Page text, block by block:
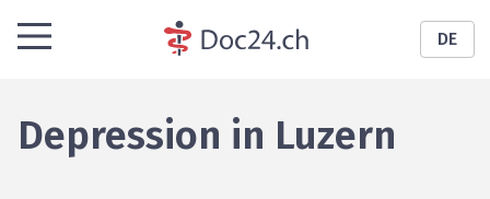
DE
Depression in Luzern